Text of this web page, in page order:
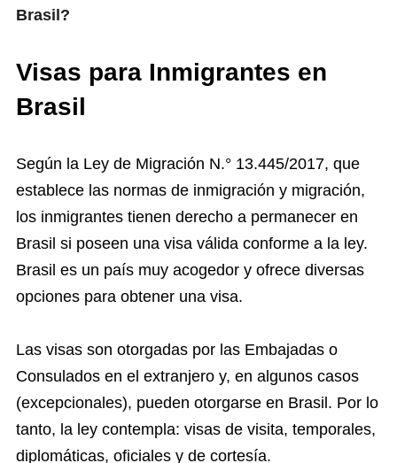
Brasil?
Visas para Inmigrantes en
Brasil
Según la Ley de Migración N.° 13.445/2017, que
establece las normas de inmigración y migración,
los inmigrantes tienen derecho a permanecer en
Brasil si poseen una visa válida conforme a la ley.
Brasil es un país muy acogedor y ofrece diversas
opciones para obtener una visa.
Las visas son otorgadas por las Embajadas o
Consulados en el extranjero y, en algunos casos
(excepcionales), pueden otorgarse en Brasil. Por lo
tanto, la ley contempla: visas de visita, temporales,
diplomáticas, oficiales y de cortesía.